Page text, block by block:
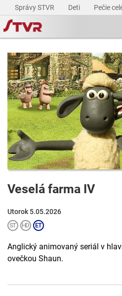
Správy STVR Deti Pečie
Veselá farma IV
Utorok 5.05.2026
Anglický animovaný seriál v
ovečkou Shaun.